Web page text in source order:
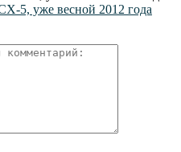
5, уже весной 2012 года